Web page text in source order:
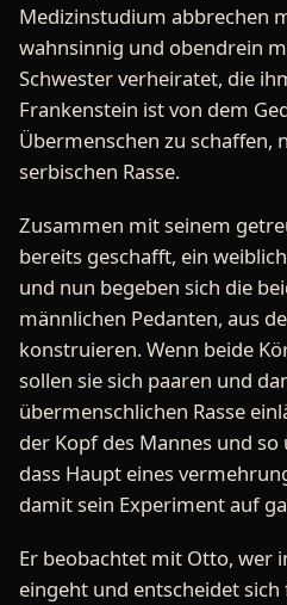
Medizinstudium abbrechen
wahnsinnig und obendrein
Schwester verheiratet, die
Frankenstein ist von dem
Übermenschen zu schaffen,
serbischen Rasse.
Zusammen mit seinem
bereits geschafft, ein
und nun begeben sich die
männlichen Pedanten, aus
konstruieren. Wenn beide
sollen sie sich paaren und
übermenschlichen Rasse
der Kopf des Mannes und
dass Haupt eines
damit sein Experiment auf
Er beobachtet mit Otto, wer
eingeht und entscheidet